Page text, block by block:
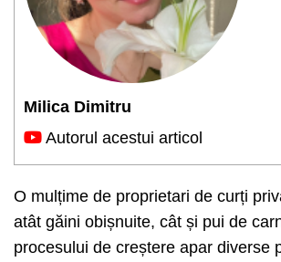
Milica Dimitru
Autorul acestui articol
O mulțime de proprietari de curți
atât găini obișnuite, cât și pui de
procesului de creștere apar diverse